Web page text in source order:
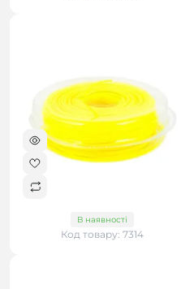
В наявності
Код товару: 7314